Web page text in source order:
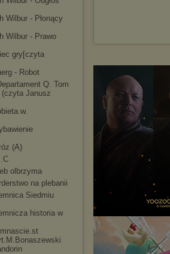
Wilbur - Płonący
Wilbur - Prawo
gry[czyta
rg - Robot
Q. Tom
Janusz
(A)
olbrzyma
na plebanii
Siedmiu
historia w
aszewski